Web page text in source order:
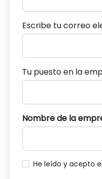
Escribe tu correo
Tu puesto en la
Nombre de la
He leído y acepto el